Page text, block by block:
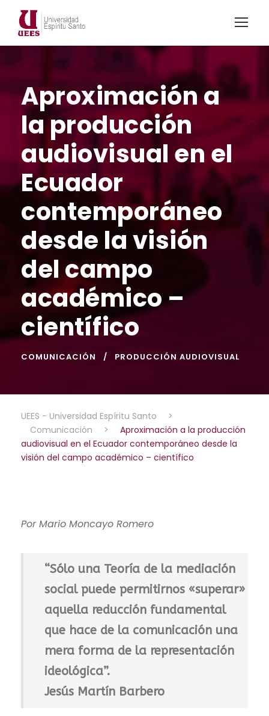
Aproximación a
la producción
audiovisual en el
Ecuador
contemporáneo
desde la visión
del campo
académico –
científico
COMUNICACIÓN PRODUCCIÓN AUDIOVISUAL
UEES - Universidad Espíritu Santo
>
Comunicación
>
Aproximación a la producción
audiovisual en el Ecuador contemporáneo desde la
visión del campo académico – científico
Por Mario Moncayo Romero
“Sólo una Teoría de la mediación
social puede permitirnos «superar»
aquella reducción fundamental
que hace de la comunicación una
mera forma de la representación
ideológica”.
Jesús Martín Barbero